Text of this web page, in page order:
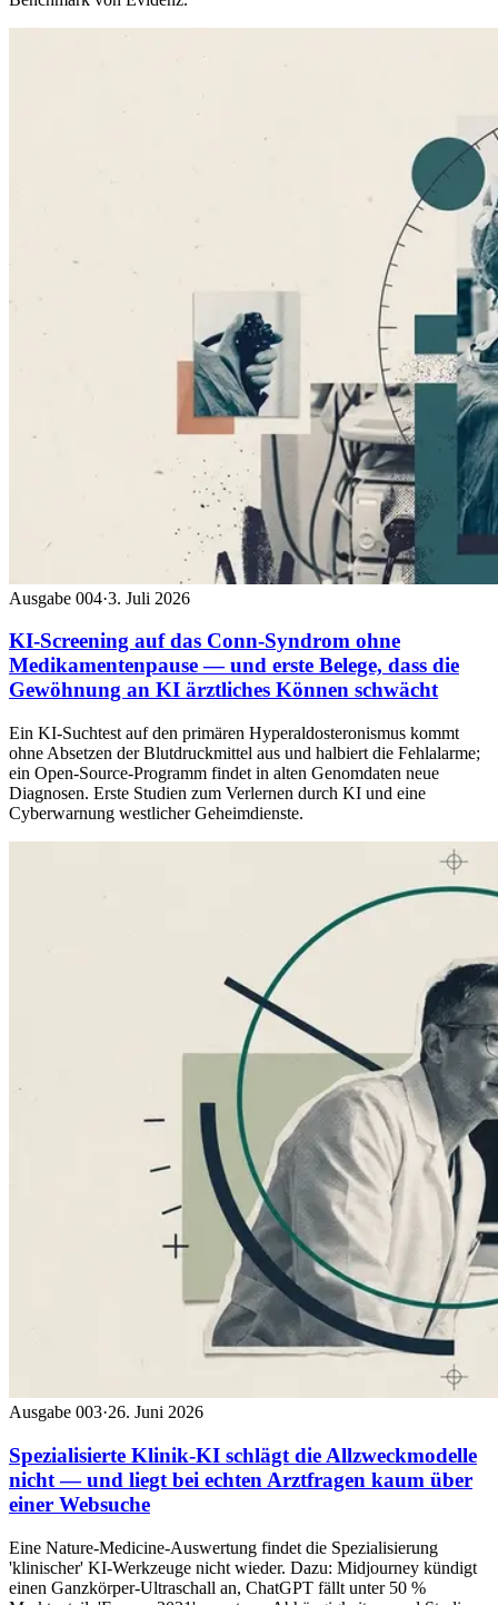
Ausgabe 004·3. Juli 2026
KI-Screening auf das Conn-Syndrom ohne
Medikamentenpause — und erste Belege, dass die
Gewöhnung an KI ärztliches Können schwächt
Ein KI-Suchtest auf den primären Hyperaldosteronismus kommt
ohne Absetzen der Blutdruckmittel aus und halbiert die Fehlalarme;
ein Open-Source-Programm findet in alten Genomdaten neue
Diagnosen. Erste Studien zum Verlernen durch KI und eine
Cyberwarnung westlicher Geheimdienste.
Ausgabe 003·26. Juni 2026
Spezialisierte Klinik-KI schlägt die Allzweckmodelle
nicht — und liegt bei echten Arztfragen kaum über
einer Websuche
Eine Nature-Medicine-Auswertung findet die Spezialisierung
'klinischer' KI-Werkzeuge nicht wieder. Dazu: Midjourney kündigt
einen Ganzkörper-Ultraschall an, ChatGPT fällt unter 50 %